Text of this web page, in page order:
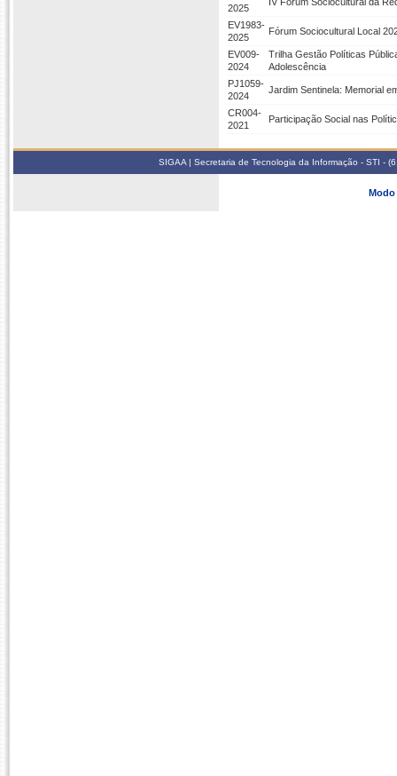
2025
EV1983-
2025
Fórum Sociocultural Local
EV009-
2024
Trilha Gestão Políticas
Adolescência
PJ1059-
2024
Jardim Sentinela: Memorial
CR004-
2021
Participação Social nas
SIGAA | Secretaria de Tecnologia da Informação - STI -
Modo